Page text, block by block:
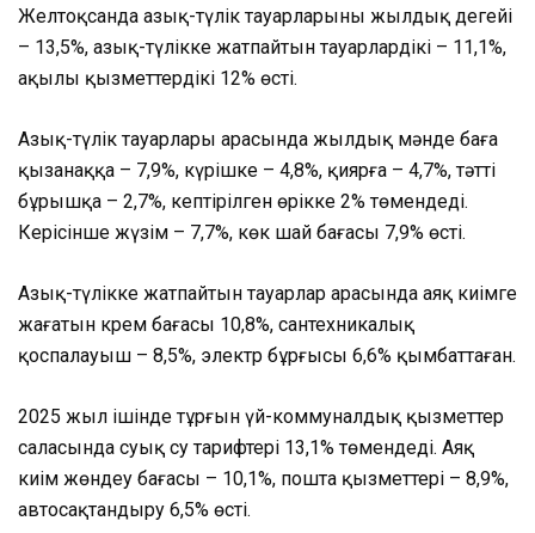
Желтоқсанда азық-түлік тауарларының жылдық деңгейі
– 13,5%, азық-түлікке жатпайтын тауарлардікі – 11,1%,
ақылы қызметтердікі 12% өсті.
Азық-түлік тауарлары арасында жылдық мәнде баға
қызанаққа – 7,9%, күрішке – 4,8%, қиярға – 4,7%, тәтті
бұрышқа – 2,7%, кептірілген өрікке 2% төмендеді.
Керісінше жүзім – 7,7%, көк шай бағасы 7,9% өсті.
Азық-түлікке жатпайтын тауарлар арасында аяқ киімге
жағатын крем бағасы 10,8%, сантехникалық
қоспалауыш – 8,5%, электр бұрғысы 6,6% қымбаттаған.
2025 жыл ішінде тұрғын үй-коммуналдық қызметтер
саласында суық су тарифтері 13,1% төмендеді. Аяқ
киім жөндеу бағасы – 10,1%, пошта қызметтері – 8,9%,
автосақтандыру 6,5% өсті.